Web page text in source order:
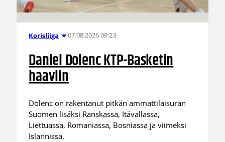
Korisliiga 07.08.2026 09:23
Daniel Dolenc KTP-Basketin
haaviin
Dolenc on rakentanut pitkän ammattilaisuran
Suomen lisäksi Ranskassa, Itävallassa,
Liettuassa, Romaniassa, Bosniassa ja viimeksi
Islannissa.